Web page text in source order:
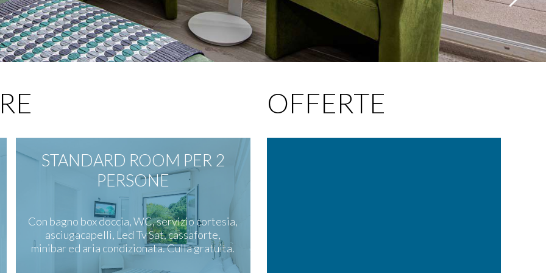
STANDARD ROOM PER 2
PERSONE
Con bagno box doccia, WC, servizio cortesia,
asciugacapelli, Led Tv Sat, cassaforte,
minibar ed aria condizionata. Culla gratuita.
OFFERTE